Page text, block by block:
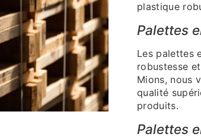
plastique
Palettes
Les palettes
robustesse
Mions, nous
qualité
produits.
Palettes